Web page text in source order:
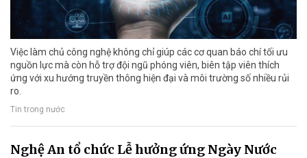
Việc làm chủ công nghệ không chỉ giúp các cơ quan báo chí tối ưu
nguồn lực mà còn hỗ trợ đội ngũ phóng viên, biên tập viên thích
ứng với xu hướng truyền thông hiện đại và môi trường số nhiều rủi
ro.
Tin trong nước
Nghệ An tổ chức Lễ hưởng ứng Ngày Nước